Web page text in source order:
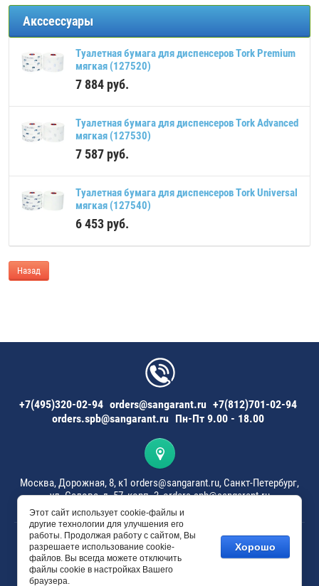
Акссессуары
Туалетная бумага для диспенсеров Tork Premium
мягкая (127520)
7 884 руб.
Туалетная бумага для диспенсеров Tork Advanced
мягкая (127530)
7 587 руб.
Туалетная бумага для диспенсеров Tork Universal
мягкая (127540)
6 453 руб.
Назад
+7(495)320-02-94 orders@sangarant.ru +7(812)701-02-94
orders.spb@sangarant.ru Пн-Пт 9.00 - 18.00
Москва, Дорожная, 8, к1 orders@sangarant.ru, Санкт-Петербург,
ул. Салова, д. 57, корп. 3, orders.spb@sangarant.ru
COPYRIGHT 2011 - 2026
Веб-дизайн и создание сайта: студия MegaGroup.
Этот сайт использует cookie-файлы и
другие технологии для улучшения его
работы. Продолжая работу с сайтом, Вы
разрешаете использование cookie-
файлов. Вы всегда можете отключить
файлы cookie в настройках Вашего
браузера.
Хорошо